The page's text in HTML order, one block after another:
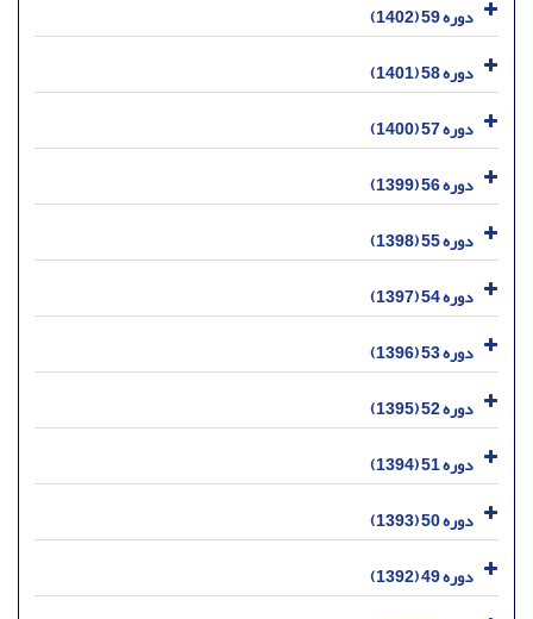
دوره 59 (1402)
دوره 58 (1401)
دوره 57 (1400)
دوره 56 (1399)
دوره 55 (1398)
دوره 54 (1397)
دوره 53 (1396)
دوره 52 (1395)
دوره 51 (1394)
دوره 50 (1393)
دوره 49 (1392)